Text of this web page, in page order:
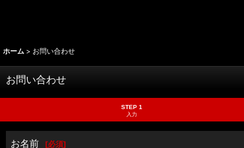
ホーム > お問い合わせ
お問い合わせ
STEP 1
入力
お名前 [必須]